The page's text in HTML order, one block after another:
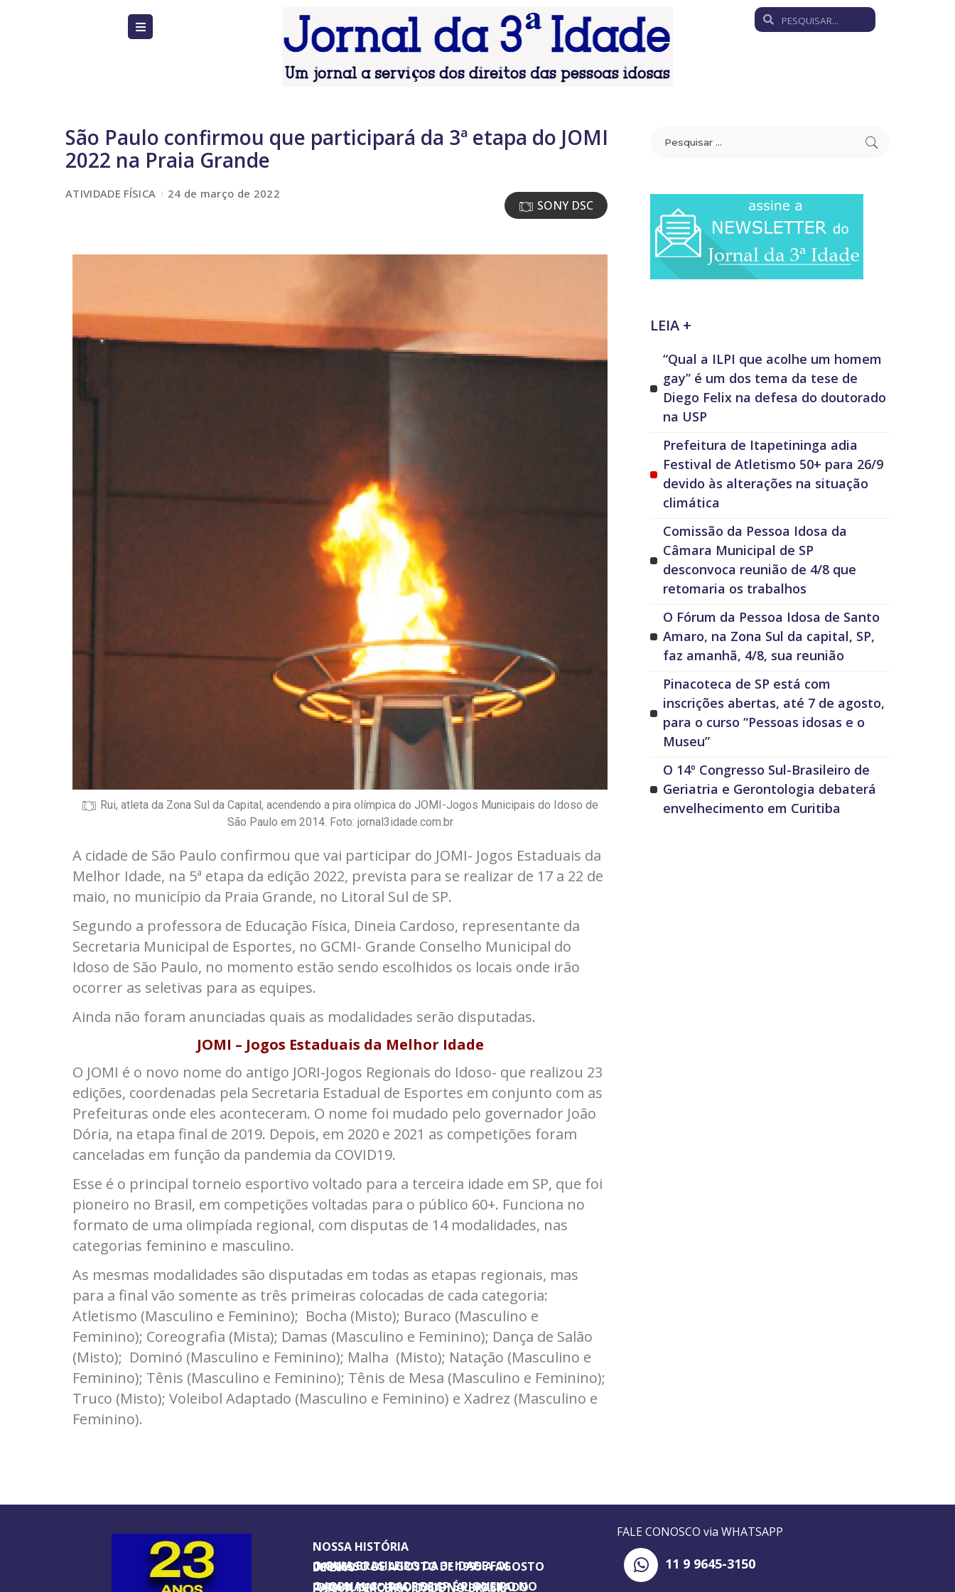
São Paulo confirmou que participará da 3ª etapa do JOMI
2022 na Praia Grande
ATIVIDADE FÍSICA 24 de março de 2022
SONY DSC
Rui, atleta da Zona Sul da Capital, acendendo a pira olímpica do JOMI-Jogos Municipais do Idoso de
São Paulo em 2014. Foto: jornal3idade.com.br
A cidade de São Paulo confirmou que vai participar do JOMI- Jogos Estaduais da
Melhor Idade, na 5ª etapa da edição 2022, prevista para se realizar de 17 a 22 de
maio, no município da Praia Grande, no Litoral Sul de SP.
Segundo a professora de Educação Física, Dineia Cardoso, representante da
Secretaria Municipal de Esportes, no GCMI- Grande Conselho Municipal do
Idoso de São Paulo, no momento estão sendo escolhidos os locais onde irão
ocorrer as seletivas para as equipes.
Ainda não foram anunciadas quais as modalidades serão disputadas.
JOMI – Jogos Estaduais da Melhor Idade
O JOMI é o novo nome do antigo JORI-Jogos Regionais do Idoso- que realizou 23
edições, coordenadas pela Secretaria Estadual de Esportes em conjunto com as
Prefeituras onde eles aconteceram. O nome foi mudado pelo governador João
Dória, na etapa final de 2019. Depois, em 2020 e 2021 as competições foram
canceladas em função da pandemia da COVID19.
Esse é o principal torneio esportivo voltado para a terceira idade em SP, que foi
pioneiro no Brasil, em competições voltadas para o público 60+. Funciona no
formato de uma olimpíada regional, com disputas de 14 modalidades, nas
categorias feminino e masculino.
As mesmas modalidades são disputadas em todas as etapas regionais, mas
para a final vão somente as três primeiras colocadas de cada categoria:
Atletismo (Masculino e Feminino); Bocha (Misto); Buraco (Masculino e
Feminino); Coreografia (Mista); Damas (Masculino e Feminino); Dança de Salão
(Misto); Dominó (Masculino e Feminino); Malha (Misto); Natação (Masculino e
Feminino); Tênis (Masculino e Feminino); Tênis de Mesa (Masculino e Feminino);
Truco (Misto); Voleibol Adaptado (Masculino e Feminino) e Xadrez (Masculino e
Feminino).
LEIA +
“Qual a ILPI que acolhe um homem
gay” é um dos tema da tese de
Diego Felix na defesa do doutorado
na USP
Prefeitura de Itapetininga adia
Festival de Atletismo 50+ para 26/9
devido às alterações na situação
climática
Comissão da Pessoa Idosa da
Câmara Municipal de SP
desconvoca reunião de 4/8 que
retomaria os trabalhos
O Fórum da Pessoa Idosa de Santo
Amaro, na Zona Sul da capital, SP,
faz amanhã, 4/8, sua reunião
Pinacoteca de SP está com
inscrições abertas, até 7 de agosto,
para o curso “Pessoas idosas e o
Museu”
O 14º Congresso Sul-Brasileiro de
Geriatria e Gerontologia debaterá
envelhecimento em Curitiba
NOSSA HISTÓRIA
O GUIA BRASILEIRO DA 3ª IDADE FOI IMPRESSO DE AGOSTO DE 1995 A AGOSTO DE 2010
O JORNAL 3ª IDADE DE SP É PIONEIRO NO JORNALISMO PROFISSIONAL VOLTADO PARA A TERCEIRA IDADE NO BRASIL
FALE CONOSCO via WHATSAPP
11 9 9645-3150